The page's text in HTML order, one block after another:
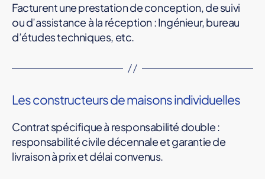
Facturent une prestation de conception, de suivi
ou d’assistance à la réception : Ingénieur, bureau
d’études techniques, etc.
Les constructeurs de maisons individuelles
Contrat spécifique à responsabilité double :
responsabilité civile décennale et garantie de
livraison à prix et délai convenus.